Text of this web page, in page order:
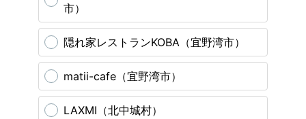
市）
隠れ家レストランKOBA（宜野湾市）
matii-cafe（宜野湾市）
LAXMI（北中城村）